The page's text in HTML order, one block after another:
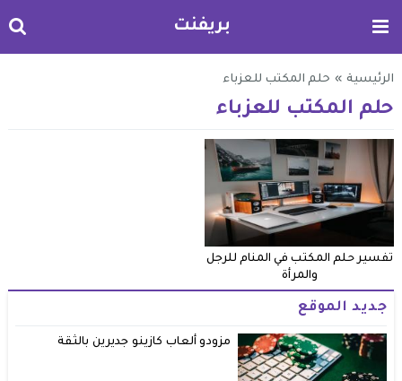
بريفنت
الرئيسية » حلم المكتب للعزباء
حلم المكتب للعزباء
تفسير حلم المكتب في المنام للرجل
والمرأة
جديد الموقع
مزودو ألعاب كازينو جديرين بالثقة